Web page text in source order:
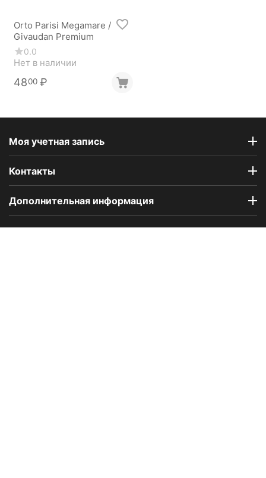
Orto Parisi Megamare /
Givaudan Premium
0.0
Нет в наличии
4800 ₽
Моя учетная запись
Контакты
Дополнительная информация